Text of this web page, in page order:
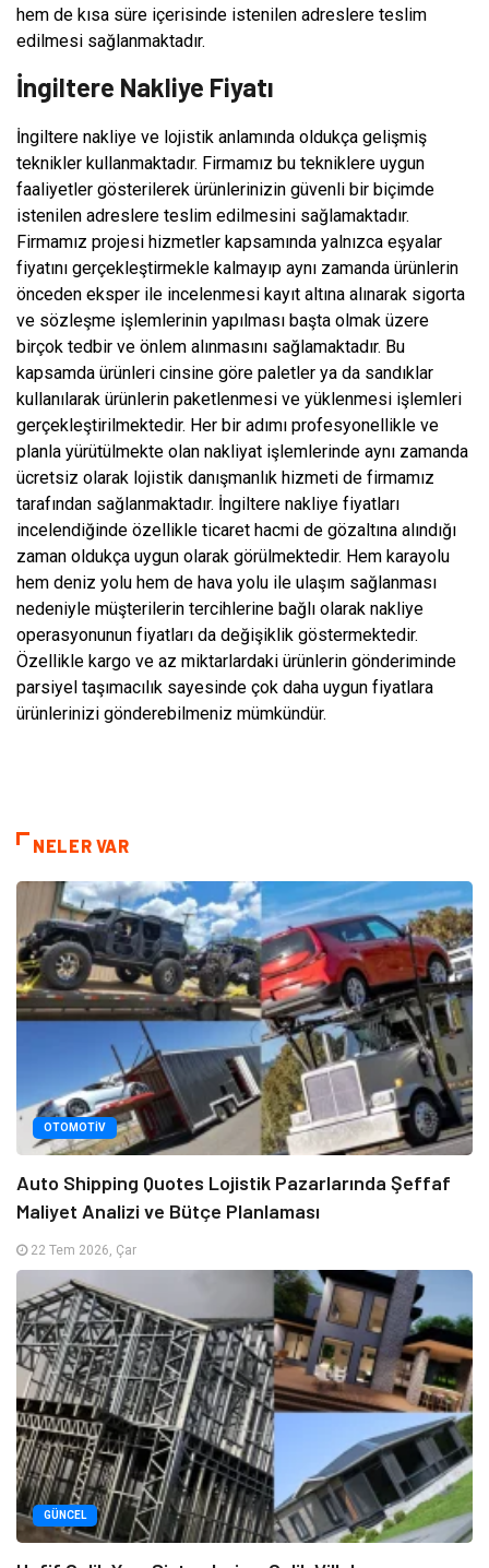
hem de kısa süre içerisinde istenilen adreslere teslim
edilmesi sağlanmaktadır.
İngiltere Nakliye Fiyatı
İngiltere nakliye ve lojistik anlamında oldukça gelişmiş
teknikler kullanmaktadır. Firmamız bu tekniklere uygun
faaliyetler gösterilerek ürünlerinizin güvenli bir biçimde
istenilen adreslere teslim edilmesini sağlamaktadır.
Firmamız projesi hizmetler kapsamında yalnızca eşyalar
fiyatını gerçekleştirmekle kalmayıp aynı zamanda ürünlerin
önceden eksper ile incelenmesi kayıt altına alınarak sigorta
ve sözleşme işlemlerinin yapılması başta olmak üzere
birçok tedbir ve önlem alınmasını sağlamaktadır. Bu
kapsamda ürünleri cinsine göre paletler ya da sandıklar
kullanılarak ürünlerin paketlenmesi ve yüklenmesi işlemleri
gerçekleştirilmektedir. Her bir adımı profesyonellikle ve
planla yürütülmekte olan nakliyat işlemlerinde aynı zamanda
ücretsiz olarak lojistik danışmanlık hizmeti de firmamız
tarafından sağlanmaktadır. İngiltere nakliye fiyatları
incelendiğinde özellikle ticaret hacmi de gözaltına alındığı
zaman oldukça uygun olarak görülmektedir. Hem karayolu
hem deniz yolu hem de hava yolu ile ulaşım sağlanması
nedeniyle müşterilerin tercihlerine bağlı olarak nakliye
operasyonunun fiyatları da değişiklik göstermektedir.
Özellikle kargo ve az miktarlardaki ürünlerin gönderiminde
parsiyel taşımacılık sayesinde çok daha uygun fiyatlara
ürünlerinizi gönderebilmeniz mümkündür.
NELER VAR
OTOMOTIV
Auto Shipping Quotes Lojistik Pazarlarında Şeffaf
Maliyet Analizi ve Bütçe Planlaması
22 Tem 2026, Çar
GÜNCEL